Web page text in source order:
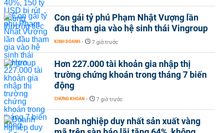
Con gái tỷ phú Phạm Nhật Vượng lần
đầu tham gia vào hệ sinh thái Vingroup
KINH DOANH - 7 giờ trước
Hơn 227.000 tài khoản gia nhập thị
trường chứng khoán trong tháng 7 biến
động
CHỨNG KHOÁN - 7 giờ trước
Doanh nghiệp duy nhất sản xuất vàng